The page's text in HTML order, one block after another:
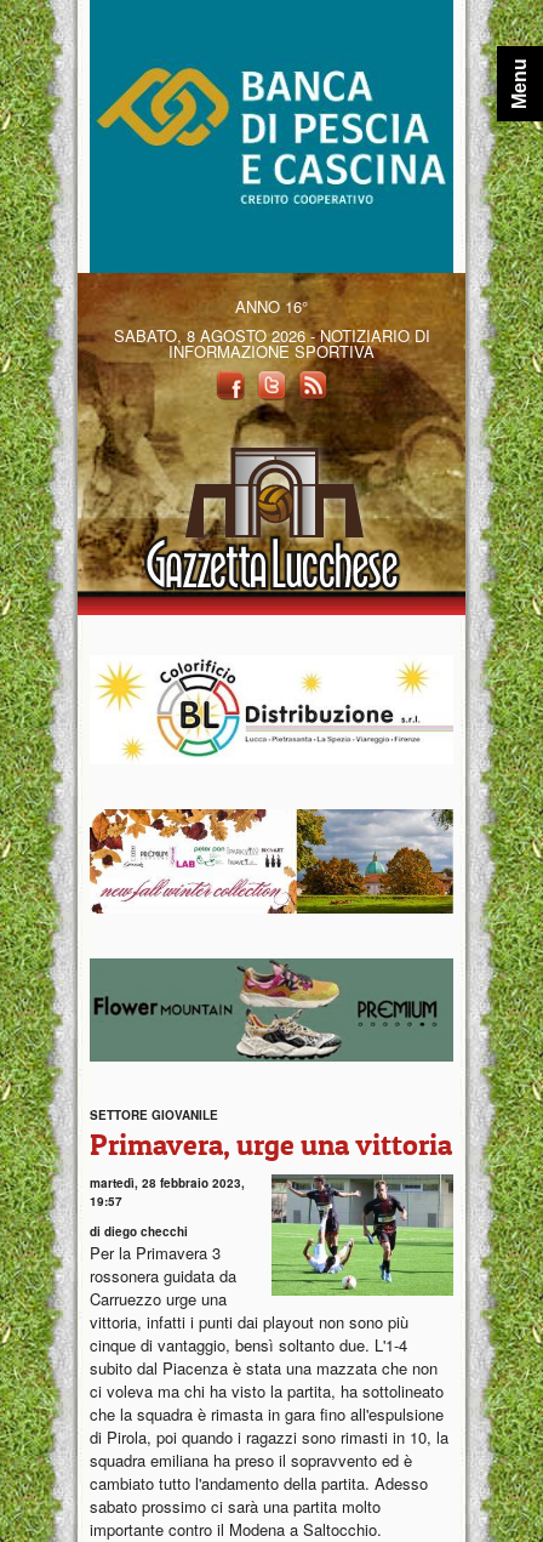
ANNO 16°
SABATO, 8 AGOSTO 2026 - NOTIZIARIO DI
INFORMAZIONE SPORTIVA
SETTORE GIOVANILE
Primavera, urge una vittoria
martedì, 28 febbraio 2023,
19:57
di diego checchi
Per la Primavera 3
rossonera guidata da
Carruezzo urge una
vittoria, infatti i punti dai playout non sono più
cinque di vantaggio, bensì soltanto due. L'1-4
subito dal Piacenza è stata una mazzata che non
ci voleva ma chi ha visto la partita, ha sottolineato
che la squadra è rimasta in gara fino all'espulsione
di Pirola, poi quando i ragazzi sono rimasti in 10, la
squadra emiliana ha preso il sopravvento ed è
cambiato tutto l'andamento della partita. Adesso
sabato prossimo ci sarà una partita molto
importante contro il Modena a Saltocchio.
Menu